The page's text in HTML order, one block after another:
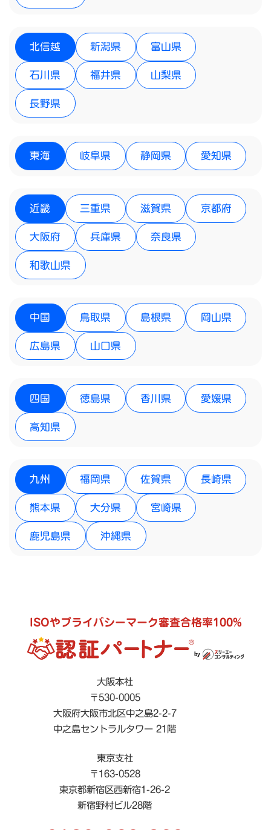
北信越 新潟県 富山県
石川県 福井県 山梨県
長野県
東海 岐阜県 静岡県 愛知県
近畿 三重県 滋賀県 京都府
大阪府 兵庫県 奈良県
和歌山県
中国 鳥取県 島根県 岡山県
広島県 山口県
四国 徳島県 香川県 愛媛県
高知県
九州 福岡県 佐賀県 長崎県
熊本県 大分県 宮崎県
鹿児島県 沖縄県
ISOやプライバシーマーク審査合格率100%
大阪本社
〒530-0005
大阪府大阪市北区中之島2-2-7
中之島セントラルタワー 21階
東京支社
〒163-0528
東京都新宿区西新宿1-26-2
新宿野村ビル28階